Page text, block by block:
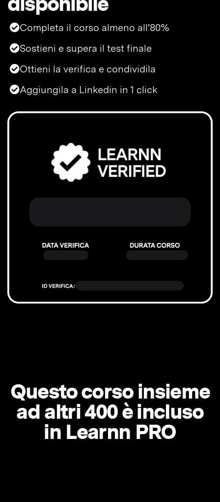
Completa il corso almeno all'80%
Sostieni e supera il test finale
Ottieni la verifica e condividila
Aggiungila a Linkedin in 1 click
Questo corso insieme
ad altri 400 è incluso
in Learnn PRO